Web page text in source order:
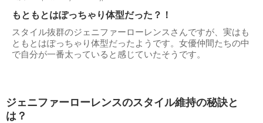
もともとはぽっちゃり体型だった？！
スタイル抜群のジェニファーローレンスさんですが、実はも
ともとはぽっちゃり体型だったようです。女優仲間たちの中
で自分が一番太っていると感じていたそうです。
ジェニファーローレンスのスタイル維持の秘訣と
は？